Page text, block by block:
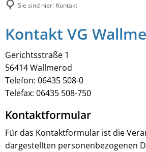
Sie sind hier: Kontakt
Kontakt VG
Gerichtsstraße 1
56414 Wallmerod
Telefon: 06435 508-0
Telefax: 06435 508-750
Kontaktformular
Für das Kontaktformular ist die
dargestellten personenbezogenen